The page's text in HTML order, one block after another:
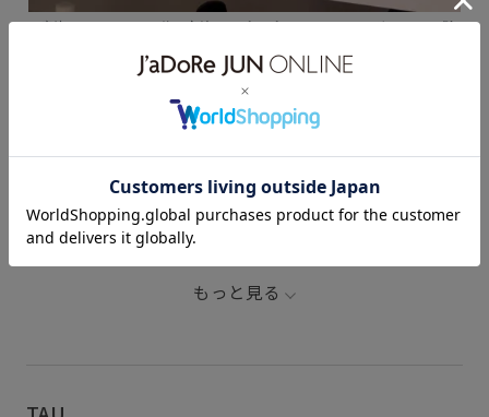
1.摩擦レスでやさしい使い心地。みずみずしいクレンジングミルク 2.髪
る、オイルとミストの名品コンビ 4.とろーりテクスチャーがクセにな
る、新感覚な生せっけん
LB_COUPON TAU なめらか
ウッド サンダル
もっと見る